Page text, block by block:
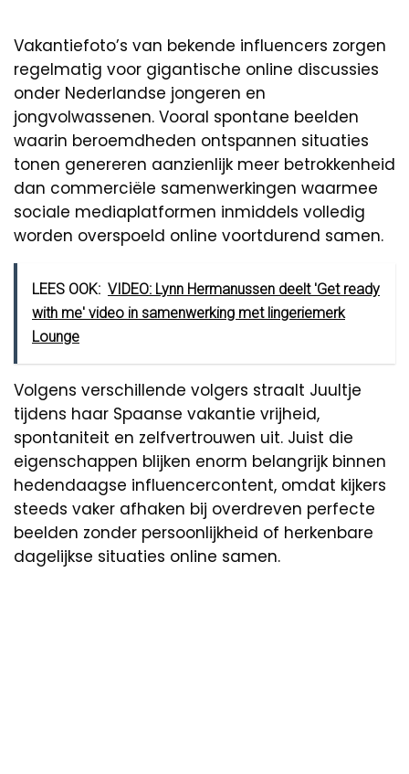
Vakantiefoto’s van bekende influencers zorgen
regelmatig voor gigantische online discussies
onder Nederlandse jongeren en
jongvolwassenen. Vooral spontane beelden
waarin beroemdheden ontspannen situaties
tonen genereren aanzienlijk meer betrokkenheid
dan commerciële samenwerkingen waarmee
sociale mediaplatformen inmiddels volledig
worden overspoeld online voortdurend samen.
LEES OOK: VIDEO: Lynn Hermanussen deelt 'Get ready
with me' video in samenwerking met lingeriemerk
Lounge
Volgens verschillende volgers straalt Juultje
tijdens haar Spaanse vakantie vrijheid,
spontaniteit en zelfvertrouwen uit. Juist die
eigenschappen blijken enorm belangrijk binnen
hedendaagse influencercontent, omdat kijkers
steeds vaker afhaken bij overdreven perfecte
beelden zonder persoonlijkheid of herkenbare
dagelijkse situaties online samen.